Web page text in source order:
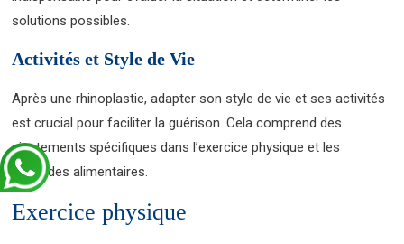
solutions possibles.
Activités et Style de Vie
Après une rhinoplastie, adapter son style de vie et ses activités
est crucial pour faciliter la guérison. Cela comprend des
ajustements spécifiques dans l’exercice physique et les
habitudes alimentaires.
Exercice physique